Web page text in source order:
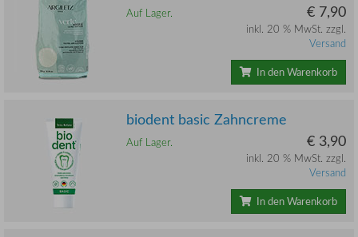
Auf Lager. € 7,90
inkl. 20 % MwSt. zzgl.
Versand
In den Warenkorb
biodent basic Zahncreme
Auf Lager. € 3,90
inkl. 20 % MwSt. zzgl.
Versand
In den Warenkorb